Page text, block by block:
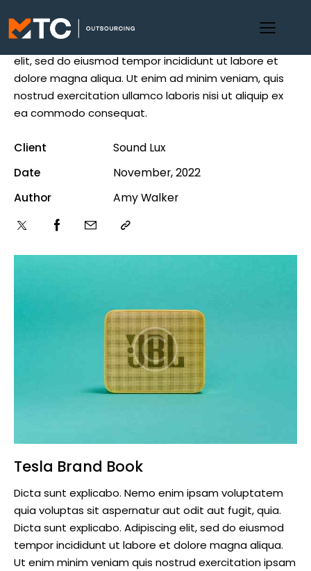
Tesla Brand Book
Dicta sunt explicabo. Nemo enim ipsam voluptatem
quia voluptas sit aspernatur aut odit aut fugit, quia.
Dicta sunt explicabo. Adipiscing elit, sed do eiusmod
tempor incididunt ut labore et dolore magna aliqua.
Ut enim minim veniam quis nostrud exercitation ipsam
Lorem ipsum dolor sit amet, consectetur adipiscing
elit, sed do eiusmod tempor incididunt ut labore et
dolore magna aliqua. Ut enim ad minim veniam, quis
nostrud exercitation ullamco laboris nisi ut aliquip ex
ea commodo consequat.
Client
Sound Lux
Date
November, 2022
Author
Amy Walker